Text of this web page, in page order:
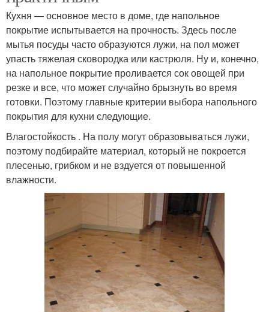
Кухня — основное место в доме, где напольное
покрытие испытывается на прочность. Здесь после
мытья посуды часто образуются лужи, на пол может
упасть тяжелая сковородка или кастрюля. Ну и, конечно,
на напольное покрытие проливается сок овощей при
резке и все, что может случайно брызнуть во время
готовки. Поэтому главные критерии выбора напольного
покрытия для кухни следующие.
Влагостойкость . На полу могут образовываться лужи,
поэтому подбирайте материал, который не покроется
плесенью, грибком и не вздуется от повышенной
влажности.